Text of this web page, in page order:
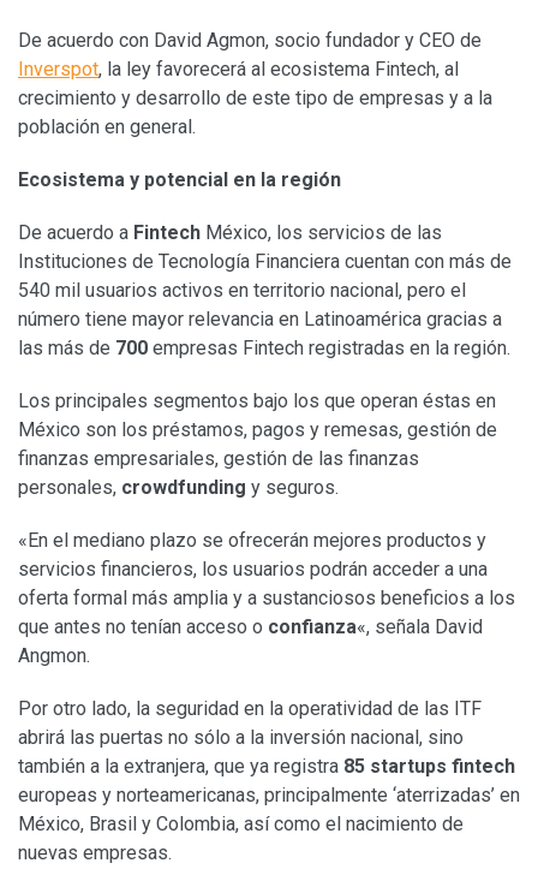
De acuerdo con David Agmon, socio fundador y CEO de
Inverspot, la ley favorecerá al ecosistema Fintech, al
crecimiento y desarrollo de este tipo de empresas y a la
población en general.
Ecosistema y potencial en la región
De acuerdo a Fintech México, los servicios de las
Instituciones de Tecnología Financiera cuentan con más de
540 mil usuarios activos en territorio nacional, pero el
número tiene mayor relevancia en Latinoamérica gracias a
las más de 700 empresas Fintech registradas en la región.
Los principales segmentos bajo los que operan éstas en
México son los préstamos, pagos y remesas, gestión de
finanzas empresariales, gestión de las finanzas
personales, crowdfunding y seguros.
«En el mediano plazo se ofrecerán mejores productos y
servicios financieros, los usuarios podrán acceder a una
oferta formal más amplia y a sustanciosos beneficios a los
que antes no tenían acceso o confianza«, señala David
Angmon.
Por otro lado, la seguridad en la operatividad de las ITF
abrirá las puertas no sólo a la inversión nacional, sino
también a la extranjera, que ya registra 85 startups fintech
europeas y norteamericanas, principalmente ‘aterrizadas’ en
México, Brasil y Colombia, así como el nacimiento de
nuevas empresas.